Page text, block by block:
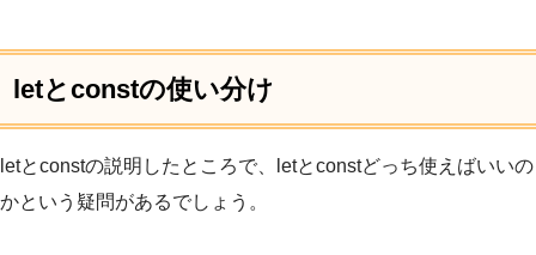
letとconstの使い分け
letとconstの説明したところで、letとconstどっち使えばいいの
かという疑問があるでしょう。